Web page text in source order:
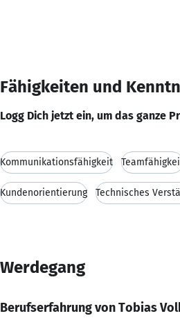
Fähigkeiten und
Logg Dich jetzt ein, um das ganze
Kommunikationsfähigkeit
Kundenorientierung Technisches
Werdegang
Berufserfahrung von Tobias